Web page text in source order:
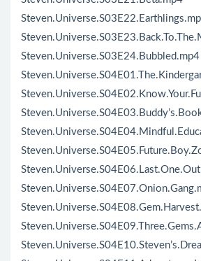
Steven.Universe.S03E24.Bubbled.mp4